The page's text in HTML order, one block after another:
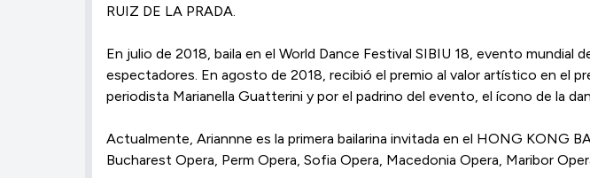
RUIZ DE LA PRADA.
En julio de 2018, baila en el World Dance Festival SIBIU 18, evento mundial
espectadores. En agosto de 2018, recibió el premio al valor artístico en el
periodista Marianella Guatterini y por el padrino del evento, el ícono de la
Actualmente, Ariannne es la primera bailarina invitada en el HONG KONG
Bucharest Opera, Perm Opera, Sofia Opera, Macedonia Opera, Maribor